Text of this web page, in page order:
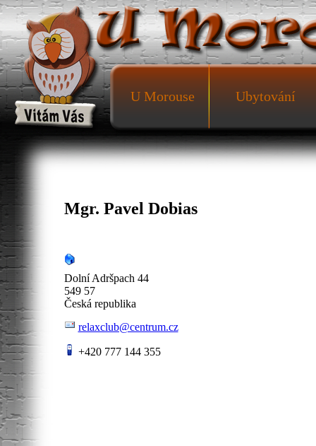
U Morouse Ubytování
Mgr. Pavel Dobias
Dolní Adršpach 44
549 57
Česká republika
relaxclub@centrum.cz
+420 777 144 355